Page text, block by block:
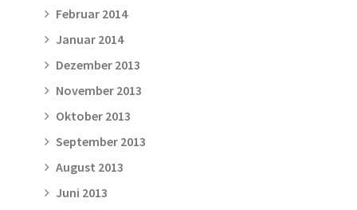
Februar 2014
Januar 2014
Dezember 2013
November 2013
Oktober 2013
September 2013
August 2013
Juni 2013